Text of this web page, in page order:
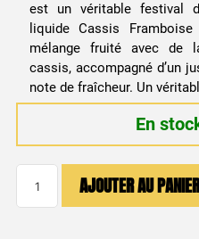
est un véritable festival
liquide Cassis
mélange fruité avec de
cassis, accompagné d’un
note de fraîcheur. Un
En
AJOUTER AU